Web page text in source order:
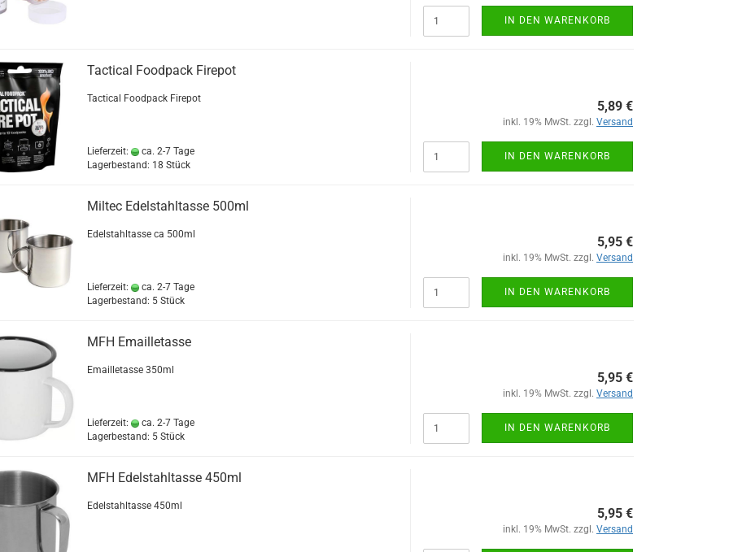
IN DEN WARENKORB
Tactical Foodpack Firepot
Tactical Foodpack Firepot
Lieferzeit:
ca. 2-7 Tage
Lagerbestand: 18 Stück
5,89 €
inkl. 19% MwSt. zzgl. Versand
IN DEN WARENKORB
Miltec Edelstahltasse 500ml
Edelstahltasse ca 500ml
Lieferzeit:
ca. 2-7 Tage
Lagerbestand: 5 Stück
5,95 €
inkl. 19% MwSt. zzgl. Versand
IN DEN WARENKORB
MFH Emailletasse
Emailletasse 350ml
Lieferzeit:
ca. 2-7 Tage
Lagerbestand: 5 Stück
5,95 €
inkl. 19% MwSt. zzgl. Versand
IN DEN WARENKORB
MFH Edelstahltasse 450ml
Edelstahltasse 450ml 5,95 €
inkl. 19% MwSt. zzgl. Versand